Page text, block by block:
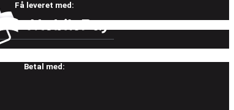
Betal med:
Få leveret med: